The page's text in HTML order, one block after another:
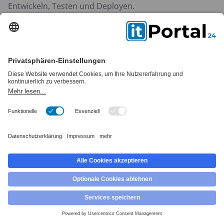
+49 (0)30 30809245 Beratung & Kontakt
Entwickeln, Testen und Deployen.
: speziell für Blockchain entwickelt, riesige
Entwickler-Community, viele Open-Source-
Bibliotheken.
Typische Projekte: Entwicklung eigener Token, NFT-
Plattformen oder automatisierte Vertragslösungen.
gespeichert sind und automatisch Bedingungen
erfüllen.
: unveränderlich, transparent, effizient und
global zugänglich.